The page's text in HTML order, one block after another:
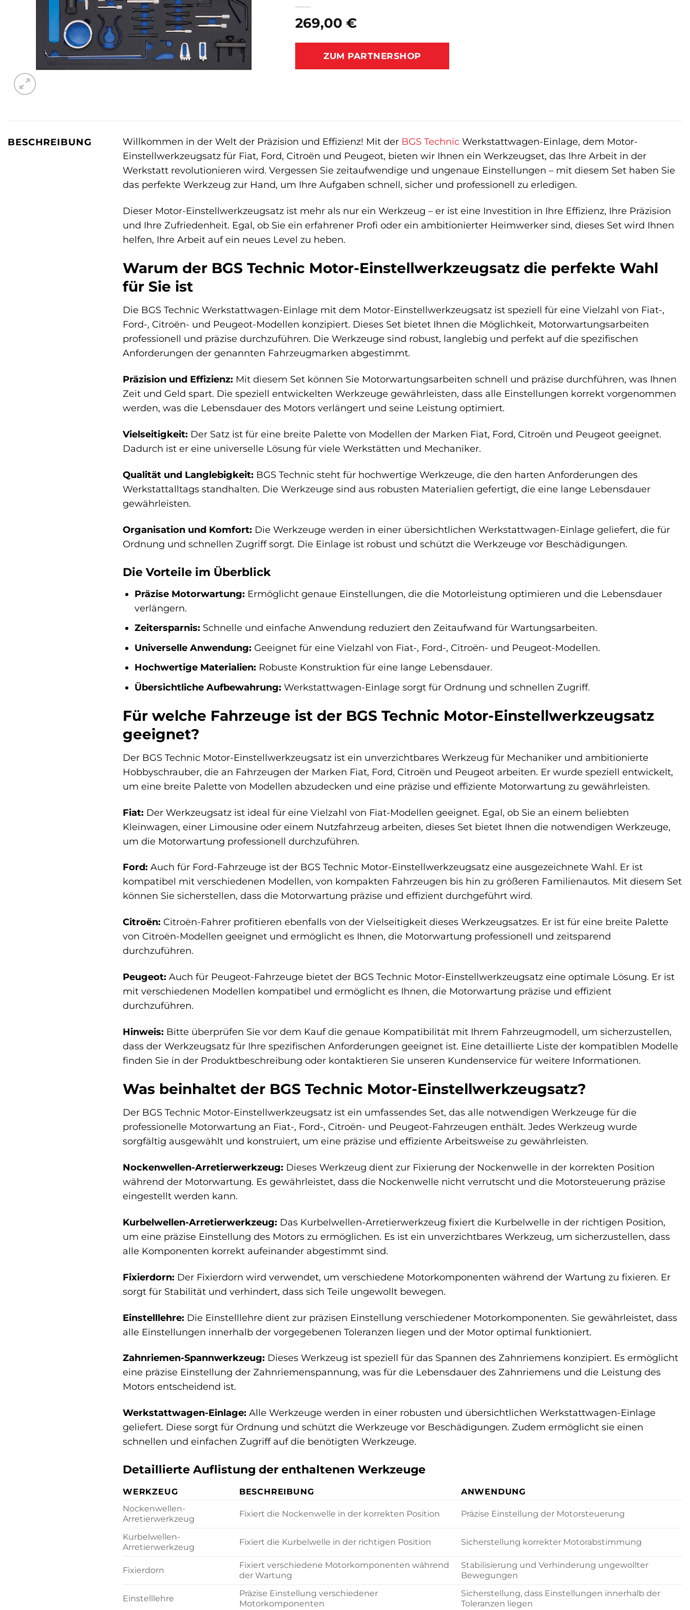
269,00 €
ZUM PARTNERSHOP
BESCHREIBUNG Willkommen in der Welt der Präzision und Effizienz! Mit der BGS Technic Werkstattwagen-Einlage, dem Motor-
Einstellwerkzeugsatz für Fiat, Ford, Citroën und Peugeot, bieten wir Ihnen ein Werkzeugset, das Ihre Arbeit in der
Werkstatt revolutionieren wird. Vergessen Sie zeitaufwendige und ungenaue Einstellungen – mit diesem Set haben Sie
das perfekte Werkzeug zur Hand, um Ihre Aufgaben schnell, sicher und professionell zu erledigen.
Dieser Motor-Einstellwerkzeugsatz ist mehr als nur ein Werkzeug – er ist eine Investition in Ihre Effizienz, Ihre Präzision
und Ihre Zufriedenheit. Egal, ob Sie ein erfahrener Profi oder ein ambitionierter Heimwerker sind, dieses Set wird Ihnen
helfen, Ihre Arbeit auf ein neues Level zu heben.
Warum der BGS Technic Motor-Einstellwerkzeugsatz die perfekte Wahl
für Sie ist
Die BGS Technic Werkstattwagen-Einlage mit dem Motor-Einstellwerkzeugsatz ist speziell für eine Vielzahl von Fiat-,
Ford-, Citroën- und Peugeot-Modellen konzipiert. Dieses Set bietet Ihnen die Möglichkeit, Motorwartungsarbeiten
professionell und präzise durchzuführen. Die Werkzeuge sind robust, langlebig und perfekt auf die spezifischen
Anforderungen der genannten Fahrzeugmarken abgestimmt.
Präzision und Effizienz: Mit diesem Set können Sie Motorwartungsarbeiten schnell und präzise durchführen, was Ihnen
Zeit und Geld spart. Die speziell entwickelten Werkzeuge gewährleisten, dass alle Einstellungen korrekt vorgenommen
werden, was die Lebensdauer des Motors verlängert und seine Leistung optimiert.
Vielseitigkeit: Der Satz ist für eine breite Palette von Modellen der Marken Fiat, Ford, Citroën und Peugeot geeignet.
Dadurch ist er eine universelle Lösung für viele Werkstätten und Mechaniker.
Qualität und Langlebigkeit: BGS Technic steht für hochwertige Werkzeuge, die den harten Anforderungen des
Werkstattalltags standhalten. Die Werkzeuge sind aus robusten Materialien gefertigt, die eine lange Lebensdauer
gewährleisten.
Organisation und Komfort: Die Werkzeuge werden in einer übersichtlichen Werkstattwagen-Einlage geliefert, die für
Ordnung und schnellen Zugriff sorgt. Die Einlage ist robust und schützt die Werkzeuge vor Beschädigungen.
Die Vorteile im Überblick
Präzise Motorwartung: Ermöglicht genaue Einstellungen, die die Motorleistung optimieren und die Lebensdauer
verlängern.
Zeitersparnis: Schnelle und einfache Anwendung reduziert den Zeitaufwand für Wartungsarbeiten.
Universelle Anwendung: Geeignet für eine Vielzahl von Fiat-, Ford-, Citroën- und Peugeot-Modellen.
Hochwertige Materialien: Robuste Konstruktion für eine lange Lebensdauer.
Übersichtliche Aufbewahrung: Werkstattwagen-Einlage sorgt für Ordnung und schnellen Zugriff.
Für welche Fahrzeuge ist der BGS Technic Motor-Einstellwerkzeugsatz
geeignet?
Der BGS Technic Motor-Einstellwerkzeugsatz ist ein unverzichtbares Werkzeug für Mechaniker und ambitionierte
Hobbyschrauber, die an Fahrzeugen der Marken Fiat, Ford, Citroën und Peugeot arbeiten. Er wurde speziell entwickelt,
um eine breite Palette von Modellen abzudecken und eine präzise und effiziente Motorwartung zu gewährleisten.
Fiat: Der Werkzeugsatz ist ideal für eine Vielzahl von Fiat-Modellen geeignet. Egal, ob Sie an einem beliebten
Kleinwagen, einer Limousine oder einem Nutzfahrzeug arbeiten, dieses Set bietet Ihnen die notwendigen Werkzeuge,
um die Motorwartung professionell durchzuführen.
Ford: Auch für Ford-Fahrzeuge ist der BGS Technic Motor-Einstellwerkzeugsatz eine ausgezeichnete Wahl. Er ist
kompatibel mit verschiedenen Modellen, von kompakten Fahrzeugen bis hin zu größeren Familienautos. Mit diesem Set
können Sie sicherstellen, dass die Motorwartung präzise und effizient durchgeführt wird.
Citroën: Citroën-Fahrer profitieren ebenfalls von der Vielseitigkeit dieses Werkzeugsatzes. Er ist für eine breite Palette
von Citroën-Modellen geeignet und ermöglicht es Ihnen, die Motorwartung professionell und zeitsparend
durchzuführen.
Peugeot: Auch für Peugeot-Fahrzeuge bietet der BGS Technic Motor-Einstellwerkzeugsatz eine optimale Lösung. Er ist
mit verschiedenen Modellen kompatibel und ermöglicht es Ihnen, die Motorwartung präzise und effizient
durchzuführen.
Hinweis: Bitte überprüfen Sie vor dem Kauf die genaue Kompatibilität mit Ihrem Fahrzeugmodell, um sicherzustellen,
dass der Werkzeugsatz für Ihre spezifischen Anforderungen geeignet ist. Eine detaillierte Liste der kompatiblen Modelle
finden Sie in der Produktbeschreibung oder kontaktieren Sie unseren Kundenservice für weitere Informationen.
Was beinhaltet der BGS Technic Motor-Einstellwerkzeugsatz?
Der BGS Technic Motor-Einstellwerkzeugsatz ist ein umfassendes Set, das alle notwendigen Werkzeuge für die
professionelle Motorwartung an Fiat-, Ford-, Citroën- und Peugeot-Fahrzeugen enthält. Jedes Werkzeug wurde
sorgfältig ausgewählt und konstruiert, um eine präzise und effiziente Arbeitsweise zu gewährleisten.
Nockenwellen-Arretierwerkzeug: Dieses Werkzeug dient zur Fixierung der Nockenwelle in der korrekten Position
während der Motorwartung. Es gewährleistet, dass die Nockenwelle nicht verrutscht und die Motorsteuerung präzise
eingestellt werden kann.
Kurbelwellen-Arretierwerkzeug: Das Kurbelwellen-Arretierwerkzeug fixiert die Kurbelwelle in der richtigen Position,
um eine präzise Einstellung des Motors zu ermöglichen. Es ist ein unverzichtbares Werkzeug, um sicherzustellen, dass
alle Komponenten korrekt aufeinander abgestimmt sind.
Fixierdorn: Der Fixierdorn wird verwendet, um verschiedene Motorkomponenten während der Wartung zu fixieren. Er
sorgt für Stabilität und verhindert, dass sich Teile ungewollt bewegen.
Einstelllehre: Die Einstelllehre dient zur präzisen Einstellung verschiedener Motorkomponenten. Sie gewährleistet, dass
alle Einstellungen innerhalb der vorgegebenen Toleranzen liegen und der Motor optimal funktioniert.
Zahnriemen-Spannwerkzeug: Dieses Werkzeug ist speziell für das Spannen des Zahnriemens konzipiert. Es ermöglicht
eine präzise Einstellung der Zahnriemenspannung, was für die Lebensdauer des Zahnriemens und die Leistung des
Motors entscheidend ist.
Werkstattwagen-Einlage: Alle Werkzeuge werden in einer robusten und übersichtlichen Werkstattwagen-Einlage
geliefert. Diese sorgt für Ordnung und schützt die Werkzeuge vor Beschädigungen. Zudem ermöglicht sie einen
schnellen und einfachen Zugriff auf die benötigten Werkzeuge.
Detaillierte Auflistung der enthaltenen Werkzeuge
WERKZEUG BESCHREIBUNG
ANWENDUNG
Nockenwellen-
Arretierwerkzeug
Fixiert die Nockenwelle in der korrekten Position Präzise Einstellung der Motorsteuerung
Kurbelwellen-
Arretierwerkzeug
Fixiert die Kurbelwelle in der richtigen Position Sicherstellung korrekter Motorabstimmung
Fixierdorn
Fixiert verschiedene Motorkomponenten während
der Wartung
Stabilisierung und Verhinderung ungewollter
Bewegungen
Einstelllehre
Präzise Einstellung verschiedener
Motorkomponenten
Sicherstellung, dass Einstellungen innerhalb der
Toleranzen liegen